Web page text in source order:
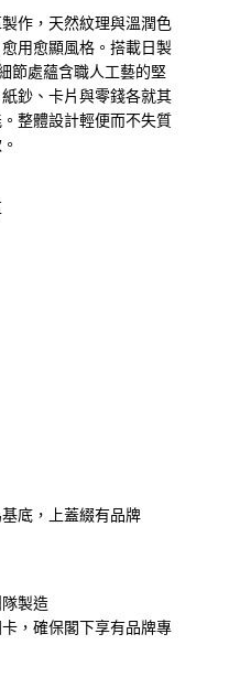
作，天然紋理與溫潤色
用愈顯風格。搭載日製
節處蘊含職人工藝的堅
鈔、卡片與零錢各就其
整體設計輕便而不失質
底，上蓋綴有品牌
製造
，確保閣下享有品牌專